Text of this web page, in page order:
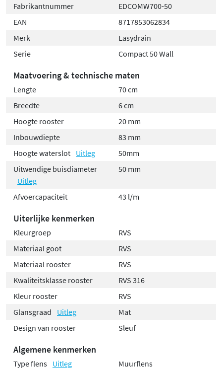
Fabrikantnummer
EDCOMW700-50
EAN
8717853062834
Merk
Easydrain
Serie
Compact 50 Wall
Maatvoering & technische maten
Lengte
70 cm
Breedte
6 cm
Hoogte rooster
20 mm
Inbouwdiepte
83 mm
Hoogte waterslot Uitleg
50mm
Uitwendige buisdiameter
Uitleg
50 mm
Afvoercapaciteit 43 l/m
Uiterlijke kenmerken
Kleurgroep
RVS
Materiaal goot
RVS
Materiaal rooster
RVS
Kwaliteitsklasse rooster
RVS 316
Kleur rooster
RVS
Glansgraad
Uitleg
Mat
Design van rooster
Sleuf
Algemene kenmerken
Type flens Uitleg
Muurflens